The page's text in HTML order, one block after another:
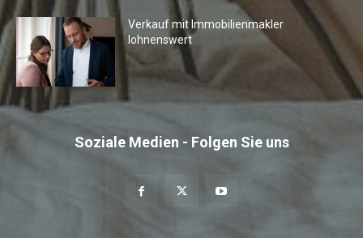
Verkauf mit Immobilienmakler
lohnenswert
Soziale Medien - Folgen Sie uns